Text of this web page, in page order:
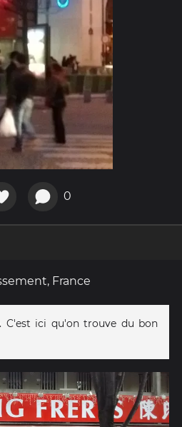
0
France
C'est ici qu'on trouve du bon